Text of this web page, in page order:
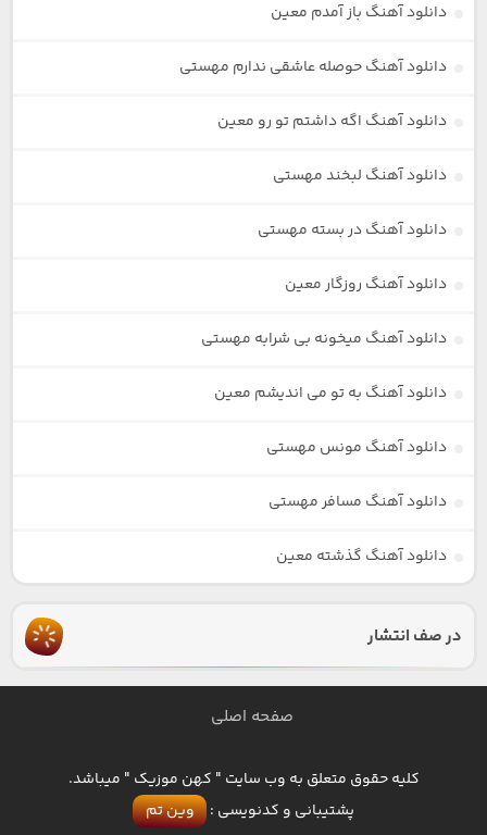
دانلود آهنگ باز آمدم معین
دانلود آهنگ حوصله عاشقی ندارم مهستی
دانلود آهنگ اگه داشتم تو رو معین
دانلود آهنگ لبخند مهستی
دانلود آهنگ در بسته مهستی
دانلود آهنگ روزگار معین
دانلود آهنگ میخونه بی شرابه مهستی
دانلود آهنگ به تو می اندیشم معین
دانلود آهنگ مونس مهستی
دانلود آهنگ مسافر مهستی
دانلود آهنگ گذشته معین
در صف انتشار
صفحه اصلی
کلیه حقوق متعلق به وب سایت " کهن موزیک " میباشد.
پشتیبانی و کدنویسی : وین تم